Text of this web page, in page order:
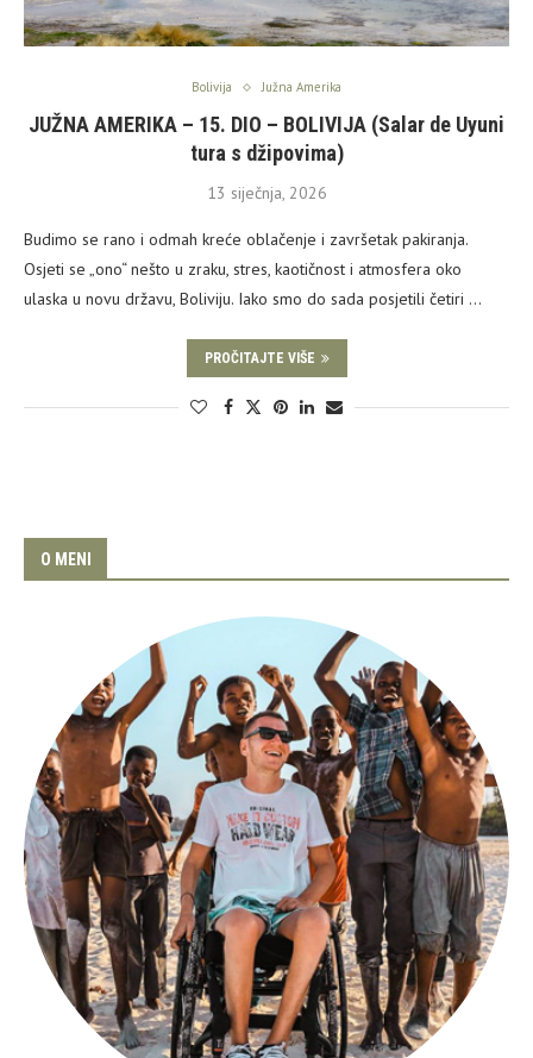
Bolivija Južna Amerika
JUŽNA AMERIKA – 15. DIO – BOLIVIJA (Salar de Uyuni
tura s džipovima)
13 siječnja, 2026
Budimo se rano i odmah kreće oblačenje i završetak pakiranja.
Osjeti se „ono“ nešto u zraku, stres, kaotičnost i atmosfera oko
ulaska u novu državu, Boliviju. Iako smo do sada posjetili četiri …
PROČITAJTE VIŠE
O MENI